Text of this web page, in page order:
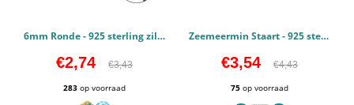
6mm Ronde - 925 sterling zilver Kinderoorbellen PCJW43457
€2,74 €3,43
283 op voorraad
Zeemeermin Staart - 925 sterling zilver Kinderoorbellen PCJW43105
€3,54 €4,43
75 op voorraad